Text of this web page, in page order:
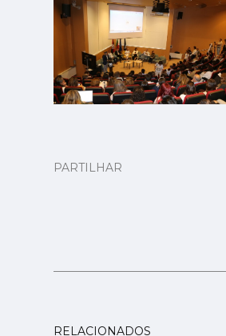
PARTILHAR
RELACIONADOS